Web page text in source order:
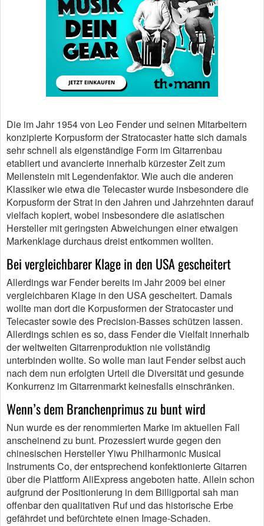
Die im Jahr 1954 von Leo Fender und seinen Mitarbeitern
konzipierte Korpusform der Stratocaster hatte sich damals
sehr schnell als eigenständige Form im Gitarrenbau
etabliert und avancierte innerhalb kürzester Zeit zum
Meilenstein mit Legendenfaktor. Wie auch die anderen
Klassiker wie etwa die Telecaster wurde insbesondere die
Korpusform der Strat in den Jahren und Jahrzehnten darauf
vielfach kopiert, wobei insbesondere die asiatischen
Hersteller mit geringsten Abweichungen einer etwaigen
Markenklage durchaus dreist entkommen wollten.
Bei vergleichbarer Klage in den USA gescheitert
Allerdings war Fender bereits im Jahr 2009 bei einer
vergleichbaren Klage in den USA gescheitert. Damals
wollte man dort die Korpusformen der Stratocaster und
Telecaster sowie des Precision-Basses schützen lassen.
Allerdings schien es so, dass Fender die Vielfalt innerhalb
der weltweiten Gitarrenproduktion nie vollständig
unterbinden wollte. So wolle man laut Fender selbst auch
nach dem nun erfolgten Urteil die Diversität und gesunde
Konkurrenz im Gitarrenmarkt keinesfalls einschränken.
Wenn’s dem Branchenprimus zu bunt wird
Nun wurde es der renommierten Marke im aktuellen Fall
anscheinend zu bunt. Prozessiert wurde gegen den
chinesischen Hersteller Yiwu Philharmonic Musical
Instruments Co, der entsprechend konfektionierte Gitarren
über die Plattform AliExpress angeboten hatte. Allein schon
aufgrund der Positionierung in dem Billigportal sah man
offenbar den qualitativen Ruf und das historische Erbe
gefährdet und befürchtete einen Image-Schaden.